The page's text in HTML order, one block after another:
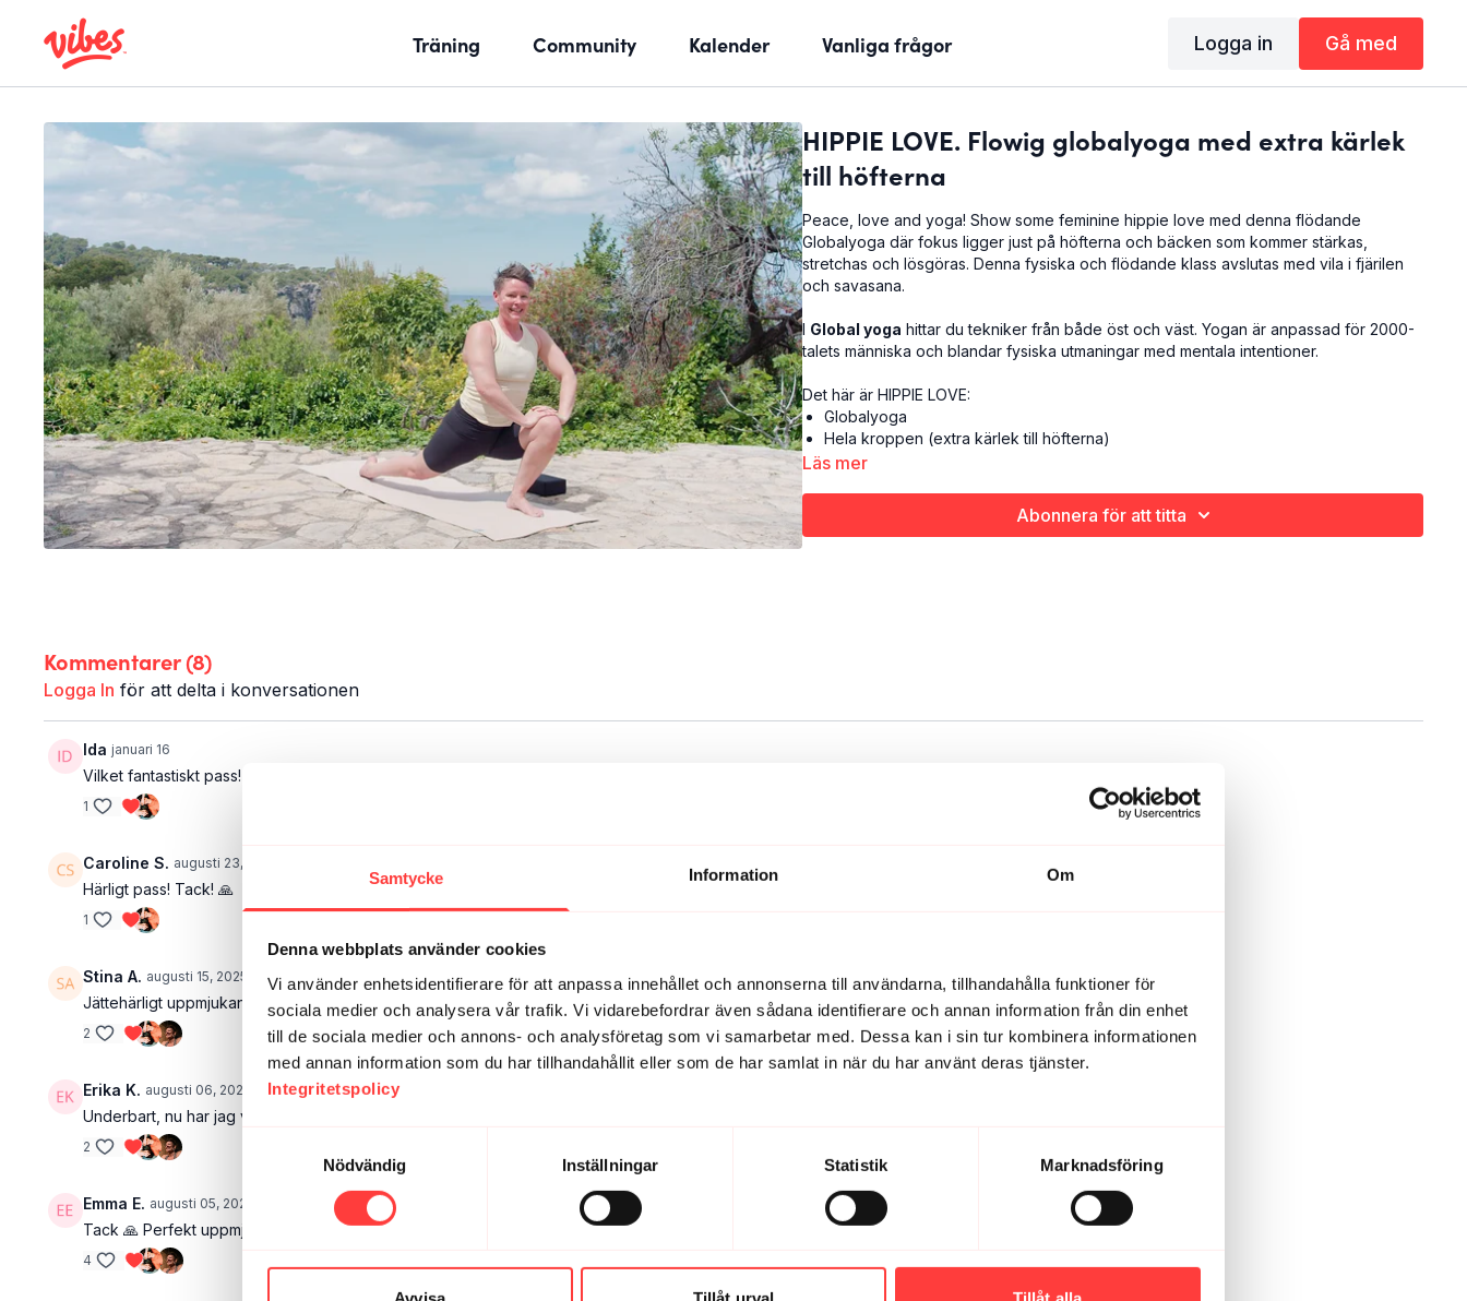
Samtycke Information Om
Denna webbplats använder cookies
Vi använder enhetsidentifierare för att anpassa innehållet och annonserna till användarna, tillhandahålla funktioner för
sociala medier och analysera vår trafik. Vi vidarebefordrar även sådana identifierare och annan information från din enhet
till de sociala medier och annons- och analysföretag som vi samarbetar med. Dessa kan i sin tur kombinera informationen
med annan information som du har tillhandahållit eller som de har samlat in när du har använt deras tjänster.
Integritetspolicy
Nödvändig
Inställningar Statistik Marknadsföring
Träning Community Kalender Vanliga frågor Logga in Gå med
HIPPIE LOVE. Flowig globalyoga med extra kärlek
till höfterna
Peace, love and yoga! Show some feminine hippie love med denna flödande
Globalyoga där fokus ligger just på höfterna och bäcken som kommer stärkas,
stretchas och lösgöras. Denna fysiska och flödande klass avslutas med vila i fjärilen
och savasana.
I Global yoga hittar du tekniker från både öst och väst. Yogan är anpassad för 2000-
talets människa och blandar fysiska utmaningar med mentala intentioner.
Det här är HIPPIE LOVE:
Globalyoga
Hela kroppen (extra kärlek till höfterna)
32 minuter
- sju klasser för gladare höfter.
Läs mer
Abonnera för att titta
Kommentarer (8)
Logga In för att delta i konversationen
Ida januari 16
Vilket fantastiskt pass! Tack! 🙏🏼✨
1
Caroline S. augusti 23, 2025
Härligt pass! Tack! 🙏
1
Stina A. augusti 15, 2025
Jättehärligt uppmjukande pass för höfterna och baksidan!
2
Erika K. augusti 06, 2025
Underbart, nu har jag vaknat. Välgörande och utmanande, detta ska jag försöka göra fler gånger. Favoritmarkeras🙏
2
Emma E. augusti 05, 2025
Tack 🙏 Perfekt uppmjukning för en cyklist med stela höfter!
4